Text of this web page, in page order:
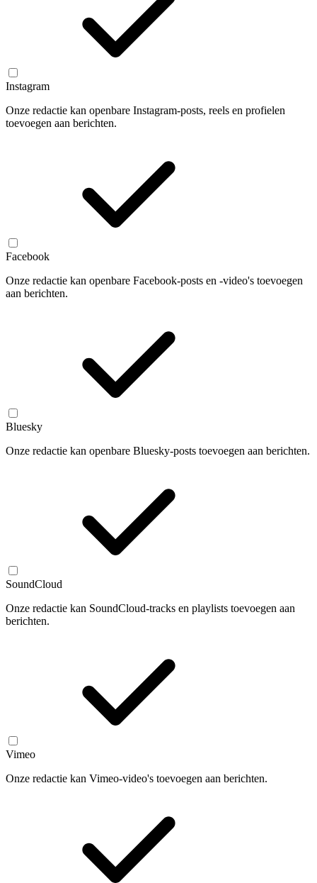
Instagram
Onze redactie kan openbare Instagram-posts, reels en profielen
toevoegen aan berichten.
Facebook
Onze redactie kan openbare Facebook-posts en -video's toevoegen
aan berichten.
Bluesky
Onze redactie kan openbare Bluesky-posts toevoegen aan berichten.
SoundCloud
Onze redactie kan SoundCloud-tracks en playlists toevoegen aan
berichten.
Vimeo
Onze redactie kan Vimeo-video's toevoegen aan berichten.